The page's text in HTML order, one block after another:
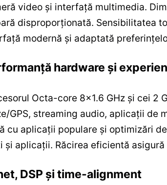
video și interfață multimedia.
disproporționată. Sensibilitatea
modernă și adaptată
hardware și
Octa-core 8×1.6 GHz și cei 2
GPS, streaming audio, aplicații de
cu aplicații populare și optimizări
și aplicații. Răcirea eficientă
DSP și time-alignment